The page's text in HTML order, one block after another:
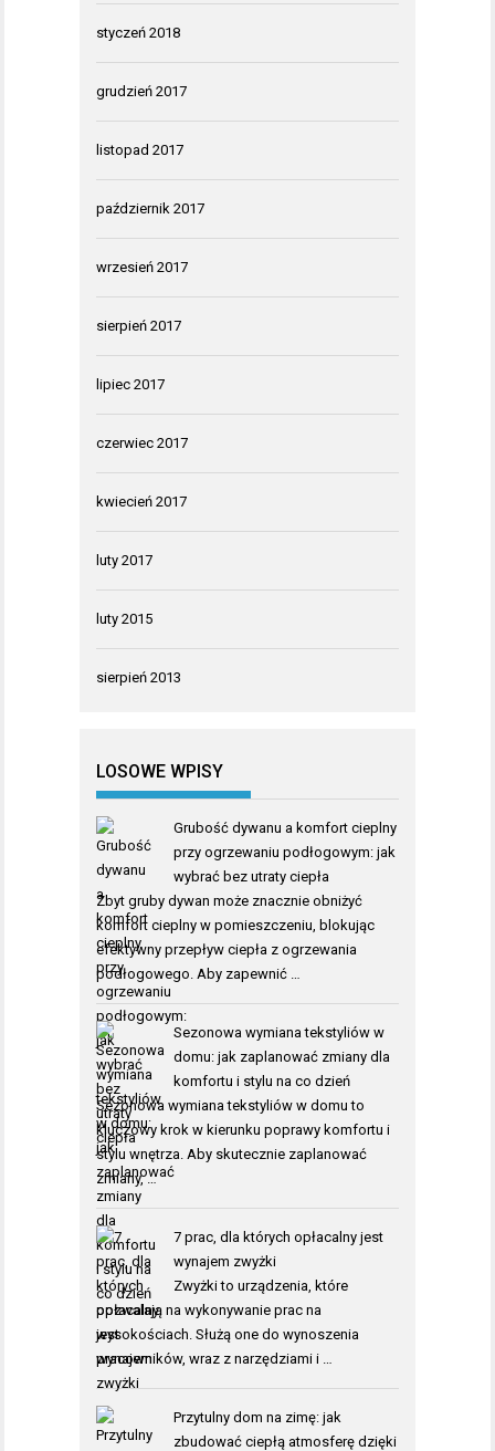
styczeń 2018
grudzień 2017
listopad 2017
październik 2017
wrzesień 2017
sierpień 2017
lipiec 2017
czerwiec 2017
kwiecień 2017
luty 2017
luty 2015
sierpień 2013
LOSOWE WPISY
Grubość dywanu a komfort cieplny
przy ogrzewaniu podłogowym: jak
wybrać bez utraty ciepła
Zbyt gruby dywan może znacznie obniżyć
komfort cieplny w pomieszczeniu, blokując
efektywny przepływ ciepła z ogrzewania
podłogowego. Aby zapewnić …
Sezonowa wymiana tekstyliów w
domu: jak zaplanować zmiany dla
komfortu i stylu na co dzień
Sezonowa wymiana tekstyliów w domu to
kluczowy krok w kierunku poprawy komfortu i
stylu wnętrza. Aby skutecznie zaplanować
zmiany, …
7 prac, dla których opłacalny jest
wynajem zwyżki
Zwyżki to urządzenia, które
pozwalają na wykonywanie prac na
wysokościach. Służą one do wynoszenia
pracowników, wraz z narzędziami i …
Przytulny dom na zimę: jak
zbudować ciepłą atmosferę dzięki